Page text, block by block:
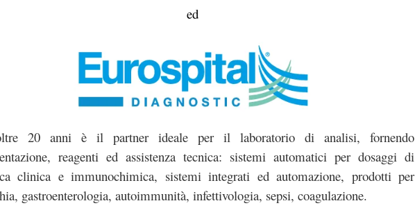
ed
20 anni è il partner ideale per il laboratorio di analisi, fornendo
reagenti ed assistenza tecnica: sistemi automatici per dosaggi di
clinica e immunochimica, sistemi integrati ed automazione, prodotti per
gastroenterologia, autoimmunità, infettivologia, sepsi, coagulazione.